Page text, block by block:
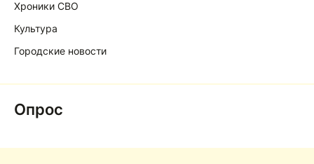
Хроники СВО
Культура
Городские новости
Опрос